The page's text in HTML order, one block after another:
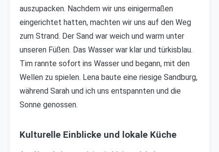
auszupacken. Nachdem wir uns einigermaßen
eingerichtet hatten, machten wir uns auf den Weg
zum Strand. Der Sand war weich und warm unter
unseren Füßen. Das Wasser war klar und türkisblau.
Tim rannte sofort ins Wasser und begann, mit den
Wellen zu spielen. Lena baute eine riesige Sandburg,
während Sarah und ich uns entspannten und die
Sonne genossen.
Kulturelle Einblicke und lokale Küche